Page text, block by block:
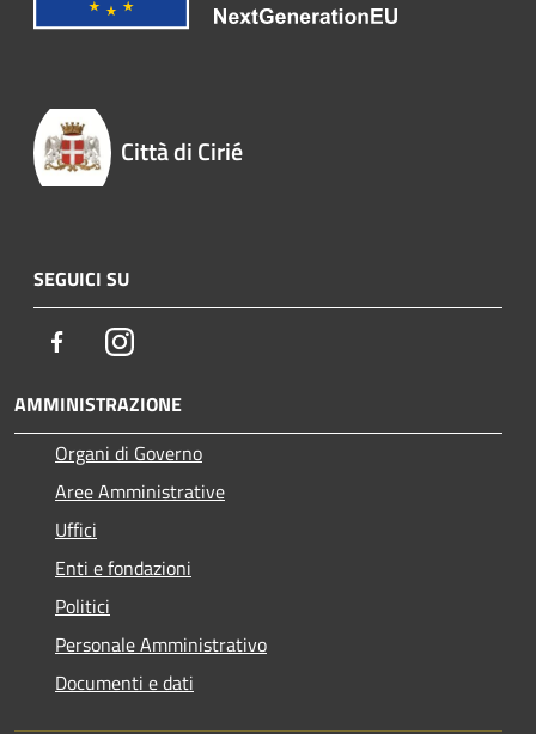
Città di Cirié
SEGUICI SU
FacebookInstagram
AMMINISTRAZIONE
Organi di Governo
Aree Amministrative
Uffici
Enti e fondazioni
Politici
Personale Amministrativo
Documenti e dati